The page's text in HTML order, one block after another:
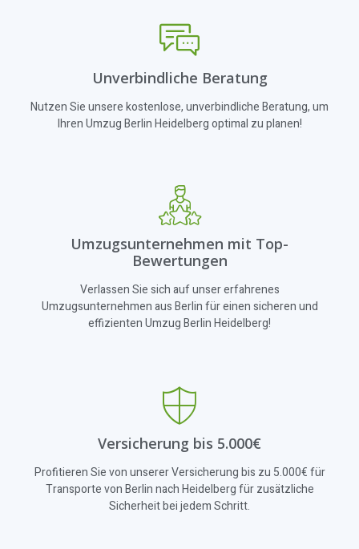
Unverbindliche Beratung
Nutzen Sie unsere kostenlose, unverbindliche Beratung, um
Ihren Umzug Berlin Heidelberg optimal zu planen!
Umzugsunternehmen mit Top-
Bewertungen
Verlassen Sie sich auf unser erfahrenes
Umzugsunternehmen aus Berlin für einen sicheren und
effizienten Umzug Berlin Heidelberg!
Versicherung bis 5.000€
Profitieren Sie von unserer Versicherung bis zu 5.000€ für
Transporte von Berlin nach Heidelberg für zusätzliche
Sicherheit bei jedem Schritt.